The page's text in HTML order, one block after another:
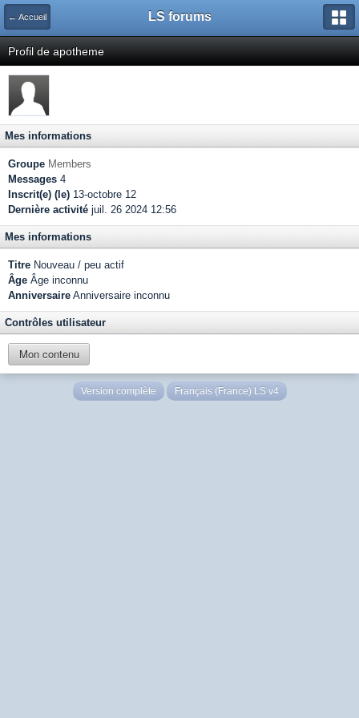
← Accueil LS forums
Profil de apotheme
Mes informations
Groupe Members
Messages 4
Inscrit(e) (le) 13-octobre 12
Dernière activité juil. 26 2024 12:56
Mes informations
Titre Nouveau / peu actif
Âge Âge inconnu
Anniversaire Anniversaire inconnu
Contrôles utilisateur
Mon contenu
Version complète Français (France) LS v4